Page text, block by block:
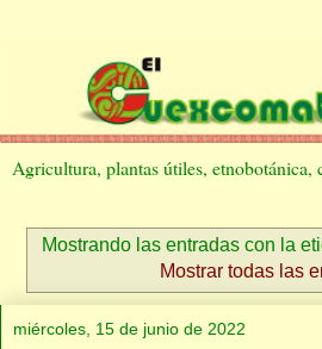
Agricultura, plantas útiles,
Mostrando las entradas con la
Mostrar todas las
miércoles, 15 de junio de 2022